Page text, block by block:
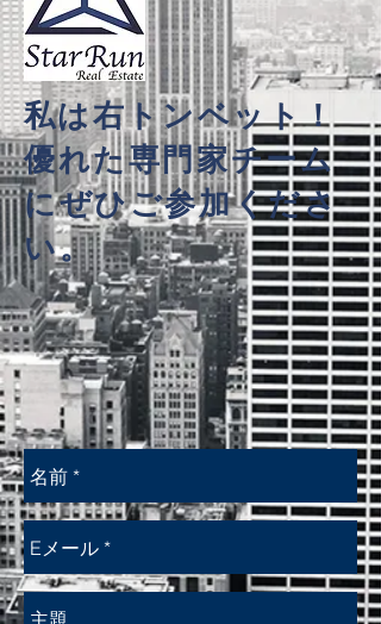
私は右トンベット！
優れた専門家チーム
にぜひご参加くださ
い。